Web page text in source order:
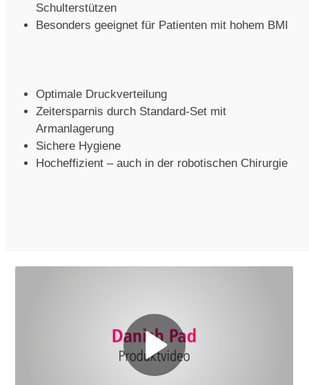
Schulterstützen
Besonders geeignet für Patienten mit hohem BMI
Optimale Druckverteilung
Zeitersparnis durch Standard-Set mit
Armanlagerung
Sichere Hygiene
Hocheffizient – auch in der robotischen Chirurgie